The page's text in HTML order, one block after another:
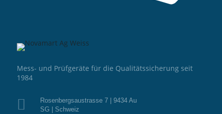
Mess- und Prüfgeräte für die Qualitätssicherung seit
1984

Rosenbergsaustrasse 7 | 9434 Au
SG | Schweiz